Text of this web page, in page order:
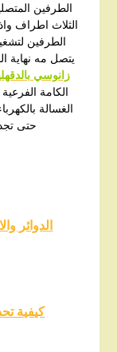
الطرفين
الثلاث اطراف
الطرفين
يتصل مه نهاية
زانوسي
الكامة
الغسالة
حتى
Reading
الدوائر
كيفية